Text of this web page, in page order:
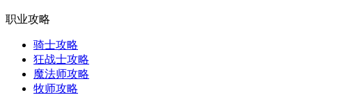
职业攻略
骑士攻略
狂战士攻略
魔法师攻略
牧师攻略